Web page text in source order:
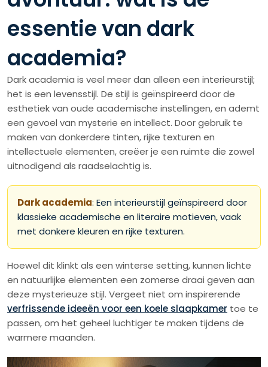
essentie van dark
academia?
Dark academia is veel meer dan alleen een interieurstijl;
het is een levensstijl. De stijl is geïnspireerd door de
esthetiek van oude academische instellingen, en ademt
een gevoel van mysterie en intellect. Door gebruik te
maken van donkerdere tinten, rijke texturen en
intellectuele elementen, creëer je een ruimte die zowel
uitnodigend als raadselachtig is.
Dark academia: Een interieurstijl geïnspireerd door
klassieke academische en literaire motieven, vaak
met donkere kleuren en rijke texturen.
Hoewel dit klinkt als een winterse setting, kunnen lichte
en natuurlijke elementen een zomerse draai geven aan
deze mysterieuze stijl. Vergeet niet om inspirerende
verfrissende ideeën voor een koele slaapkamer toe te
passen, om het geheel luchtiger te maken tijdens de
warmere maanden.